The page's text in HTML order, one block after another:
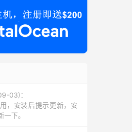
03)：
，安装后提示更新，安
下。